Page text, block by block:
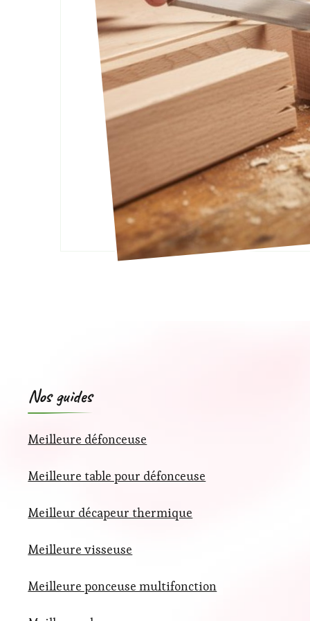
Nos guides
Meilleure défonceuse
Meilleure table pour défonceuse
Meilleur décapeur thermique
Meilleure visseuse
Meilleure ponceuse multifonction